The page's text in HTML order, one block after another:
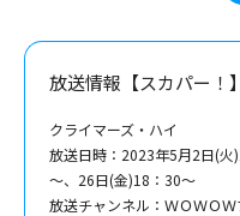
放送情報【スカパー！】
クライマーズ・ハイ
放送日時：2023年5月2日(
～、26日(金)18：30～
放送チャンネル：ＷＯＷＯ